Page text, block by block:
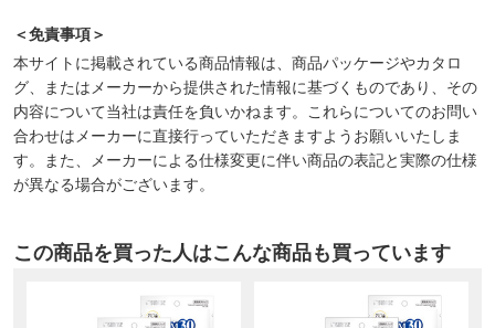
＜免責事項＞
本サイトに掲載されている商品情報は、商品パッケージやカタロ
グ、またはメーカーから提供された情報に基づくものであり、その
内容について当社は責任を負いかねます。これらについてのお問い
合わせはメーカーに直接行っていただきますようお願いいたしま
す。また、メーカーによる仕様変更に伴い商品の表記と実際の仕様
が異なる場合がございます。
この商品を買った人はこんな商品も買っています